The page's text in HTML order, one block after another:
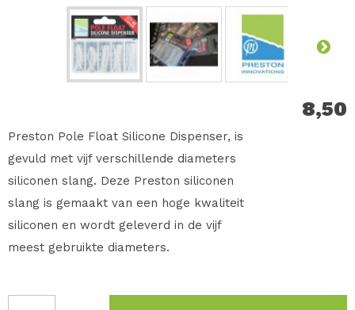
8,50
Preston Pole Float Silicone Dispenser, is
gevuld met vijf verschillende diameters
siliconen slang. Deze Preston siliconen
slang is gemaakt van een hoge kwaliteit
siliconen en wordt geleverd in de vijf
meest gebruikte diameters.